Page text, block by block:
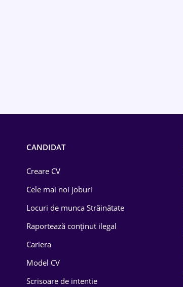
CANDIDAT
Creare CV
Cele mai noi joburi
Locuri de munca Străinătate
Raportează conținut ilegal
Cariera
Model CV
Scrisoare de intentie